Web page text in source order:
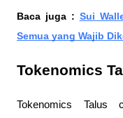
Baca juga : Sui
Semua yang Wajib
Tokenomics
Tokenomics Talus